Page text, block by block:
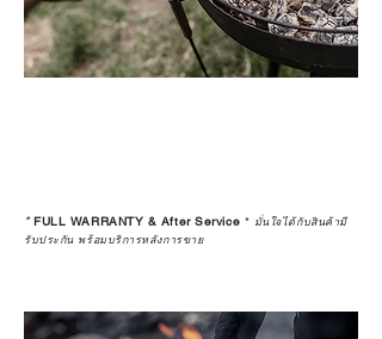
*FULL WARRANTY & After Service * มั่นใจได้กับสินค้ามี
รับประกัน พร้อมบริการหลังการขาย